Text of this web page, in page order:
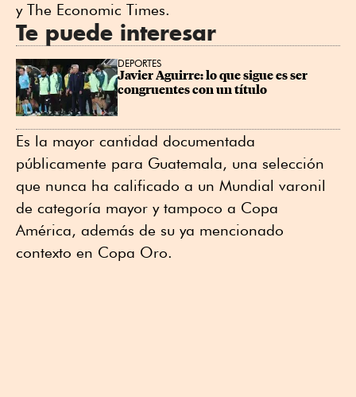
y The Economic Times.
Te puede interesar
DEPORTES
Javier Aguirre: lo que sigue es ser
congruentes con un título
Es la mayor cantidad documentada
públicamente para Guatemala, una selección
que nunca ha calificado a un Mundial varonil
de categoría mayor y tampoco a Copa
América, además de su ya mencionado
contexto en Copa Oro.